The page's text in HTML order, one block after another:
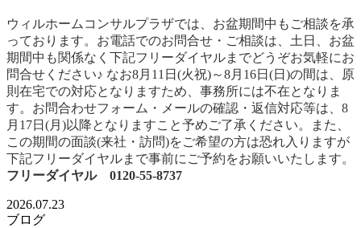
ウィルホームコンサルプラザでは、お盆期間中もご相談を承
っております。お電話でのお問合せ・ご相談は、土日、お盆
期間中も関係なく下記フリーダイヤルまでどうぞお気軽にお
問合せください♪ なお8月11日(火祝)～8月16日(日)の間は、原
則在宅での対応となりますため、事務所には不在となりま
す。お問合わせフォーム・メールの確認・返信対応等は、8
月17日(月)以降となりますこと予めご了承ください。また、
この期間の面談(来社・訪問)をご希望の方は恐れ入りますが
下記フリーダイヤルまで事前にご予約をお願いいたします。
フリーダイヤル 0120-55-8737
2026.07.23
ブログ